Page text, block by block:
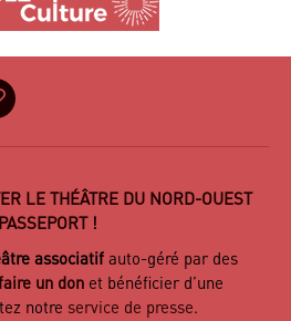
LE THÉÂTRE DU NORD-OUEST
!
associatif auto-géré par des
un don et bénéficier d’une
notre service de presse.